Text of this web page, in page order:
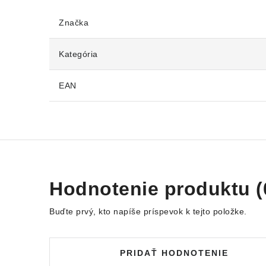
Značka
Kategória
EAN
Hodnotenie produktu
Buďte prvý, kto napíše príspevok k tejto položke.
PRIDAŤ HODNOTENIE